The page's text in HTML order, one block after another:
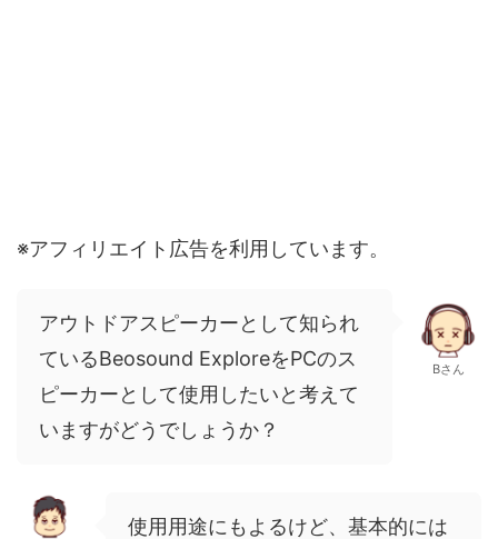
※アフィリエイト広告を利用しています。
アウトドアスピーカーとして知られ
ているBeosound ExploreをPCのス
ピーカーとして使用したいと考えて
いますがどうでしょうか？
Bさん
使用用途にもよるけど、基本的には